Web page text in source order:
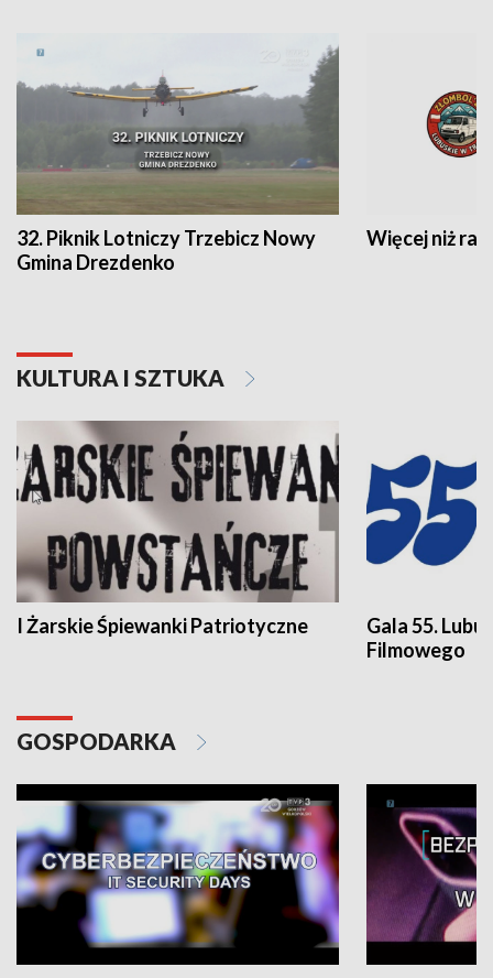
32. Piknik Lotniczy Trzebicz Nowy
Gmina Drezdenko
Więcej niż rajd
KULTURA I SZTUKA
I Żarskie Śpiewanki Patriotyczne
Gala 55.
Filmowego
GOSPODARKA